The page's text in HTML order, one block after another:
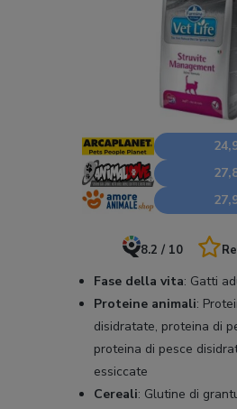
8.2 / 10
Fase della vita: Gatti
Proteine animali:
disidratate, proteina di
proteina di pesce
essiccate
Cereali: Glutine di